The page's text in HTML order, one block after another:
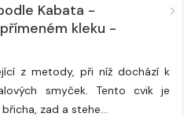
Kabata -
kleku -
z metody, při níž dochází k
smyček. Tento cvik je
zad a stehe…